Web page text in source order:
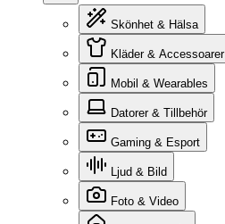
Stäng
Skönhet & Hälsa
Kläder & Accessoarer
Mobil & Wearables
Datorer & Tillbehör
Gaming & Esport
Ljud & Bild
Foto & Video